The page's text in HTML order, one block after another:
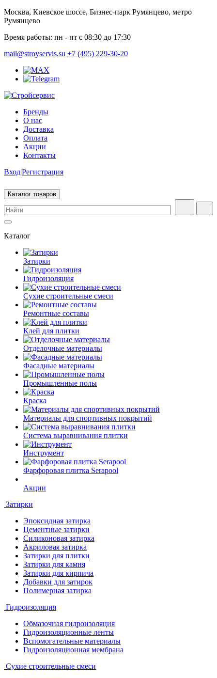
Москва, Киевское шоссе, Бизнес-парк Румянцево, метро
Румянцево
Время работы: пн - пт с 08:30 до 17:30
mail@stroyservis.su +7 (495) 229-30-20
Бренды
О нас
Доставка
Оплата
Акции
Контакты
Вход|Регистрация
Каталог товаров
Каталог
Затирки
Гидроизоляция
Сухие строительные смеси
Ремонтные составы
Клей для плитки
Отделочные материалы
Фасадные материалы
Промышленные полы
Краска
Материалы для спортивных покрытий
Система выравнивания плитки
Инструмент
Фарфоровая плитка Serapool
Акции
Затирки
Эпоксидная затирка
Цементные затирки
Силиконовая затирка
Акриловая затирка
Затирки для плитки
Затирки для камня
Затирки для кирпича
Добавки для затирок
Полимерная затирка
Гидроизоляция
Обмазочная гидроизоляция
Гидроизоляционные ленты
Вспомогательные материалы
Гидроизоляционная мембрана
Сухие строительные смеси